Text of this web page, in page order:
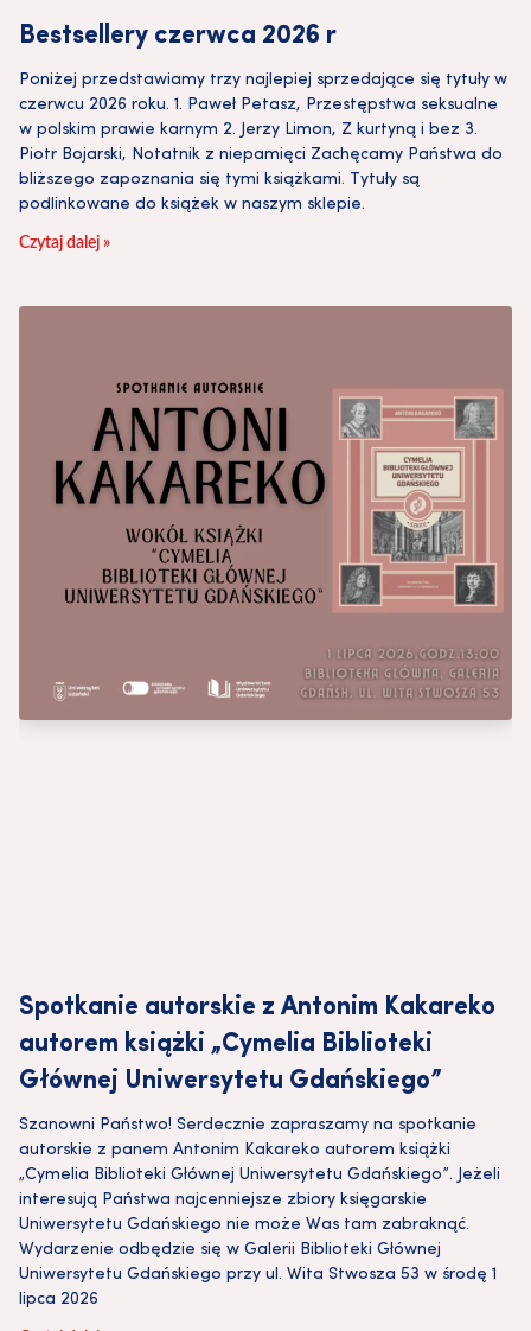
Bestsellery czerwca 2026 r
Poniżej przedstawiamy trzy najlepiej sprzedające się tytuły w
czerwcu 2026 roku. 1. Paweł Petasz, Przestępstwa seksualne
w polskim prawie karnym 2. Jerzy Limon, Z kurtyną i bez 3.
Piotr Bojarski, Notatnik z niepamięci Zachęcamy Państwa do
bliższego zapoznania się tymi książkami. Tytuły są
podlinkowane do książek w naszym sklepie.
Czytaj dalej »
Spotkanie autorskie z Antonim Kakareko
autorem książki „Cymelia Biblioteki
Głównej Uniwersytetu Gdańskiego”
Szanowni Państwo! Serdecznie zapraszamy na spotkanie
autorskie z panem Antonim Kakareko autorem książki
„Cymelia Biblioteki Głównej Uniwersytetu Gdańskiego”. Jeżeli
interesują Państwa najcenniejsze zbiory księgarskie
Uniwersytetu Gdańskiego nie może Was tam zabraknąć.
Wydarzenie odbędzie się w Galerii Biblioteki Głównej
Uniwersytetu Gdańskiego przy ul. Wita Stwosza 53 w środę 1
lipca 2026